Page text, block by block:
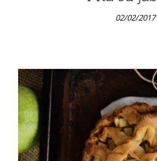
Deserti
Zdrava
02/02/2017